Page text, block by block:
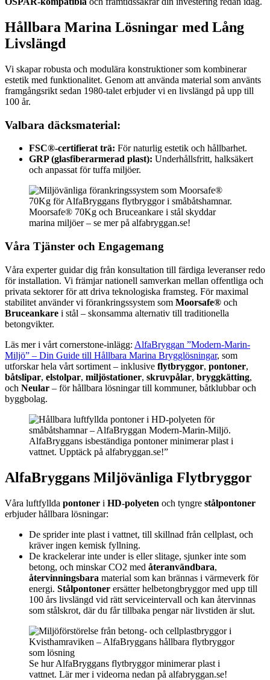
Hållbara Marina Lösningar med Lång
Livslängd
Vi skapar robusta och modulära konstruktioner som kombinerar
estetik med funktionalitet. Genom att använda material som använts
framgångsrikt sedan 1980-talet erbjuder vi en livslängd på upp till
100 år.
Valbara däcksmaterial:
FSC®-certifierat trä: För naturlig estetik och hållbarhet.
GRP (glasfiberarmerad plast): Underhållsfritt, halksäkert
och anpassat för tuffa miljöer.
Moorsafe® 70Kg och Bruceankare i stål skyddar
marina miljöer – se mer på alfabryggan.se!
Våra Tjänster och Engagemang
Våra experter guidar dig från konsultation till färdiga leveranser redo
för installation. Vi främjar nationell samverkan mellan offentliga och
privata sektorer för att driva teknologiska framsteg. För maximal
stabilitet använder vi förankringssystem som Moorsafe® och
Bruceankare i stål – skonsamma alternativ till traditionella
betongvikter.
Läs mer i vårt cornerstone-inlägg: AlfaBryggan ”Modern-Marin-
Miljö” – Din Guide till Hållbara Marina Brygglösningar, som
utforskar hela vårt sortiment – inklusive flytbryggor, pontoner,
båtslipar, elstolpar, miljöstationer, skruvpålar, bryggkätting,
och Neular – för hållbara lösningar till kommuner, båtklubbar och
byggbolag.
AlfaBryggans isbeständiga pontoner minimerar plast i
vattnet. Upptäck på alfabryggan.se!”
AlfaBryggans Miljövänliga Flytbryggor
Våra luftfyllda pontoner i HD-polyeten och tyngre stålpontoner
erbjuder hållbara lösningar:
De sprider inte plast i vattnet, till skillnad från cellplast, och
kräver ingen kemisk fyllning.
De krackelerar inte under is eller slitage, sjunker inte som
betong, och minskar CO2 med återanvändbara,
återvinningsbara material som kan brännas i värmeverk för
energi. Stålpontoner ersätter helbetongbryggor med upp till
100 års livslängd vid rätt serviceintervall och kan återvinnas
som stålskrot, där du får tillbaka pengar när livstiden är slut.
Se hur AlfaBryggans flytbryggor minimerar plast i
vattnet. Lär mer i videorna nedan på alfabryggan.se!